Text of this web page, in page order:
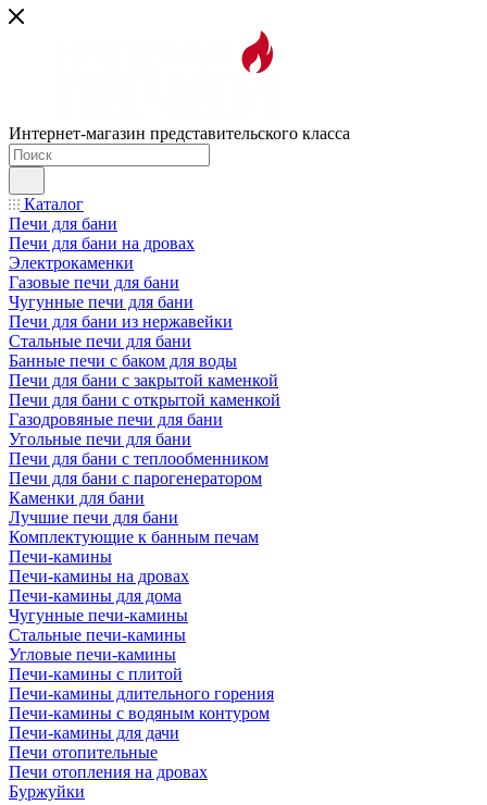
Интернет-магазин представительского класса
Каталог
Печи для бани
Печи для бани на дровах
Электрокаменки
Газовые печи для бани
Чугунные печи для бани
Печи для бани из нержавейки
Стальные печи для бани
Банные печи с баком для воды
Печи для бани с закрытой каменкой
Печи для бани с открытой каменкой
Газодровяные печи для бани
Угольные печи для бани
Печи для бани с теплообменником
Печи для бани с парогенератором
Каменки для бани
Лучшие печи для бани
Комплектующие к банным печам
Печи-камины
Печи-камины на дровах
Печи-камины для дома
Чугунные печи-камины
Стальные печи-камины
Угловые печи-камины
Печи-камины с плитой
Печи-камины длительного горения
Печи-камины с водяным контуром
Печи-камины для дачи
Печи отопительные
Печи отопления на дровах
Буржуйки